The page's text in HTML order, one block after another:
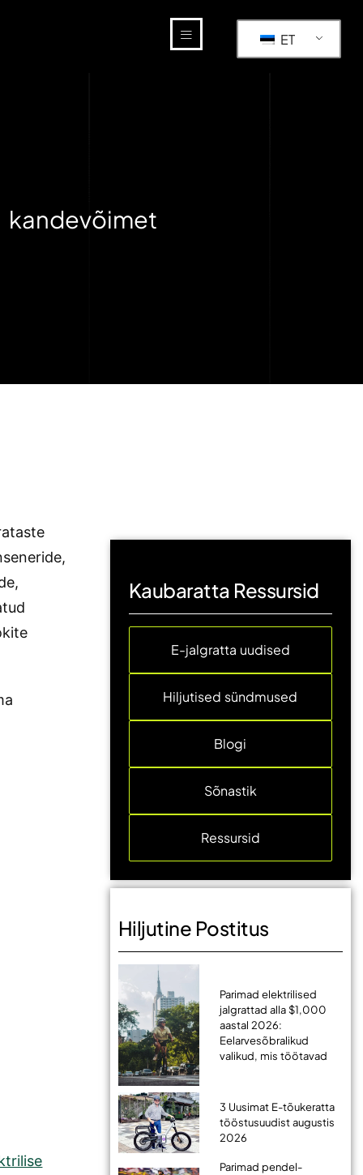
ET
Kaubaratta Ressursid
E-jalgratta uudised
Hiljutised sündmused
Blogi
Sõnastik
Ressursid
Hiljutine Postitus
Parimad elektrilised
jalgrattad alla $1,000
aastal 2026:
Eelarvesõbralikud
valikud, mis töötavad
3 Uusimat E-tõukeratta
tööstusuudist augustis
2026
Parimad pendel-